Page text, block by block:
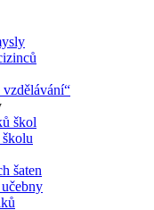
vzdělávání“
škol
šaten